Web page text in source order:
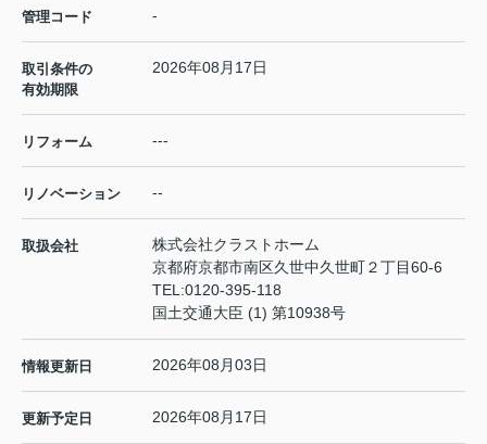
管理コード -
取引条件の
有効期限
2026年08月17日
リフォーム ---
リノベーション --
取扱会社
株式会社クラストホーム
京都府京都市南区久世中久世町２丁目60-6
TEL:0120-395-118
国土交通大臣 (1) 第10938号
情報更新日 2026年08月03日
更新予定日 2026年08月17日